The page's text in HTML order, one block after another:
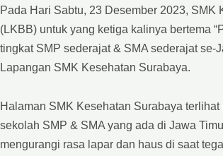
Pada Hari Sabtu, 23 Desember 2023,
(LKBB) untuk yang ketiga kalinya bertema
tingkat SMP sederajat & SMA sederajat
Lapangan SMK Kesehatan Surabaya.
Halaman SMK Kesehatan Surabaya
sekolah SMP & SMA yang ada di Jawa
mengurangi rasa lapar dan haus di saat